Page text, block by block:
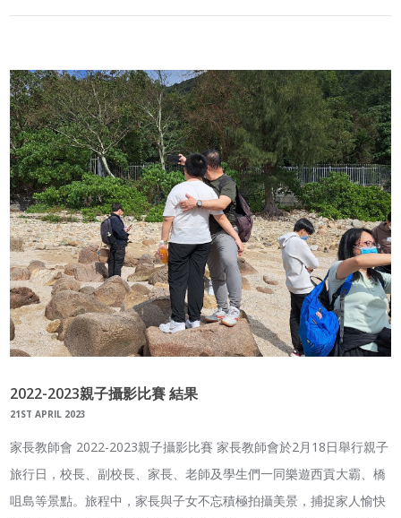
2022-2023親子攝影比賽 結果
21ST APRIL 2023
家長教師會 2022-2023親子攝影比賽 家長教師會於2月18日舉行親子
旅行日，校長、副校長、家長、老師及學生們一同樂遊西貢大霸、橋
咀島等景點。旅程中，家長與子女不忘積極拍攝美景，捕捉家人愉快